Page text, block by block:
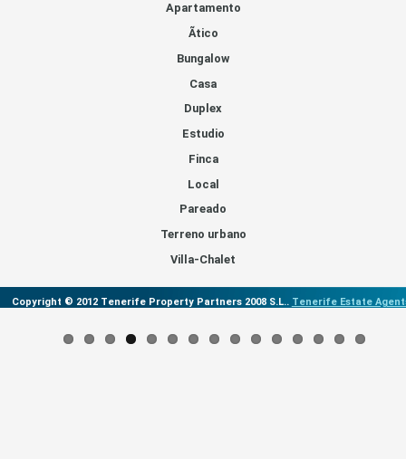
Apartamento
Ãtico
Bungalow
Casa
Duplex
Estudio
Finca
Local
Pareado
Terreno urbano
Villa-Chalet
Copyright © 2012 Tenerife Property Partners 2008 S.L.. Tenerife Estate